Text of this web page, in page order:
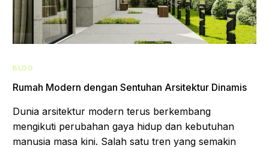
BLOG
Rumah Modern dengan Sentuhan Arsitektur Dinamis
Dunia arsitektur modern terus berkembang
mengikuti perubahan gaya hidup dan kebutuhan
manusia masa kini. Salah satu tren yang semakin